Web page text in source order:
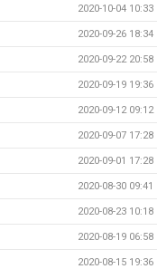
2020-10-04 10:33
2020-09-26 18:34
2020-09-22 20:58
2020-09-19 19:36
2020-09-12 09:12
2020-09-07 17:28
2020-09-01 17:28
2020-08-30 09:41
2020-08-23 10:18
2020-08-19 06:58
2020-08-15 19:36